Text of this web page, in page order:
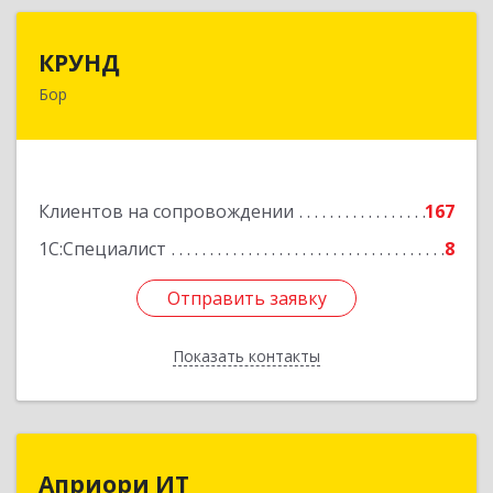
КРУНД
Бор
Клиентов на сопровождении
167
1С:Специалист
8
Отправить заявку
Показать контакты
Отправить заявку
Назад
Априори ИТ